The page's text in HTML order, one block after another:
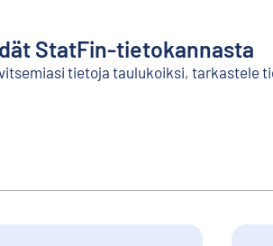
StatFin-tietokannasta
tietoja taulukoiksi, tarkastele